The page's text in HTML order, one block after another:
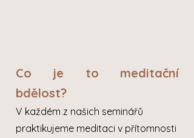
Co je to meditační
bdělost?
V každém z našich seminářů
praktikujeme meditaci v přítomnosti